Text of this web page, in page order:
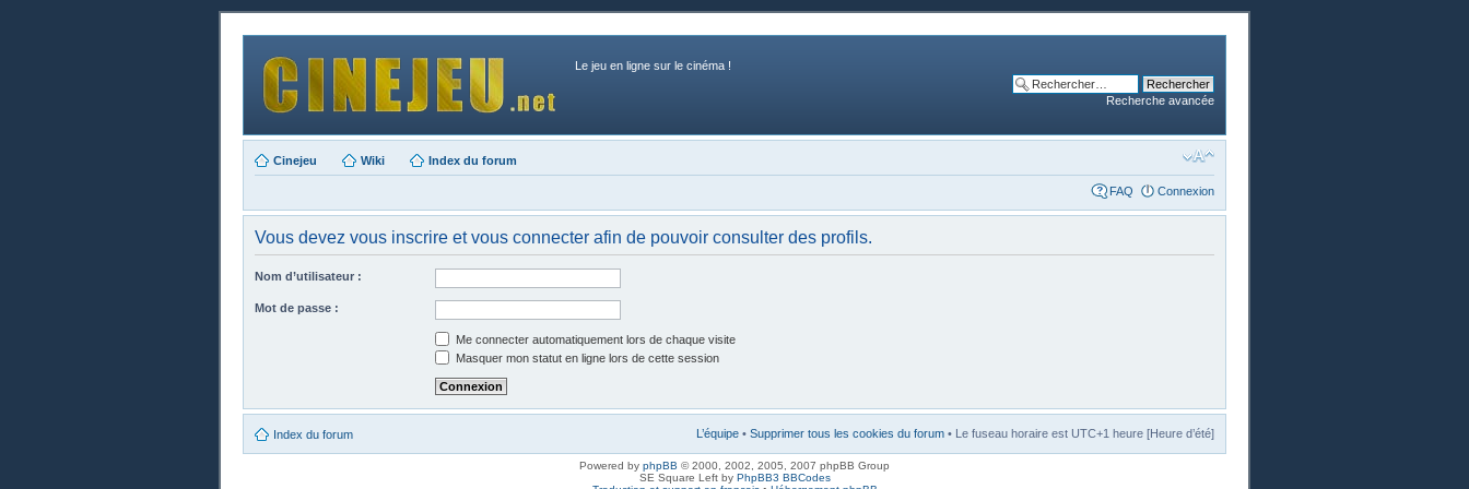
Le jeu en ligne sur le cinéma !
Recherche avancée
Cinejeu Wiki Index du forum
FAQ Connexion
Vous devez vous inscrire et vous connecter afin de pouvoir consulter des profils.
Nom d’utilisateur :
Mot de passe :
Me connecter automatiquement lors de chaque visite
Masquer mon statut en ligne lors de cette session
Index du forum L’équipe • Supprimer tous les cookies du forum • Le fuseau horaire est UTC+1 heure [Heure d’été]
Powered by phpBB © 2000, 2002, 2005, 2007 phpBB Group
SE Square Left by PhpBB3 BBCodes